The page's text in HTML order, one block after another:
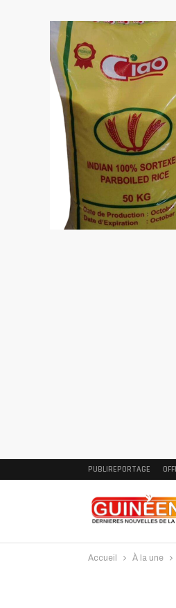
PUBLIREPORTAGE
Accueil À la une